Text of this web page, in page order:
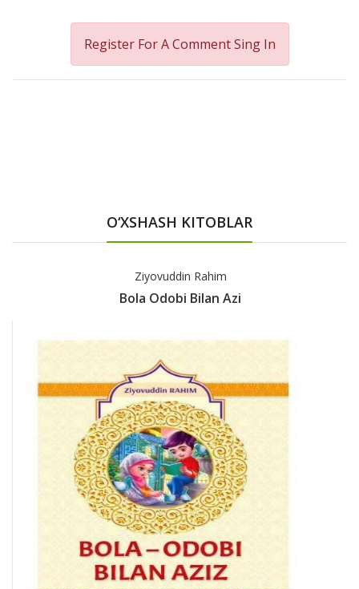
Register For A CommentSing In
O‘XSHASH KITOBLAR
Ziyovuddin Rahim
Bola Odobi Bilan Azi